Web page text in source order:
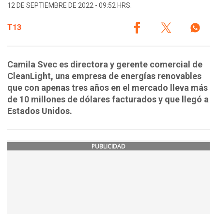
12 DE SEPTIEMBRE DE 2022 - 09:52 HRS.
T13
Camila Svec es directora y gerente comercial de
CleanLight, una empresa de energías renovables
que con apenas tres años en el mercado lleva más
de 10 millones de dólares facturados y que llegó a
Estados Unidos.
PUBLICIDAD